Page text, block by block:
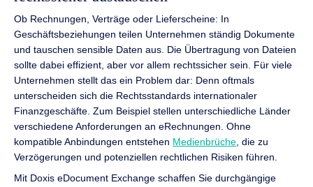
Ob Rechnungen, Verträge oder Lieferscheine: In
Geschäftsbeziehungen teilen Unternehmen ständig Dokumente
und tauschen sensible Daten aus. Die Übertragung von Dateien
sollte dabei effizient, aber vor allem rechtssicher sein. Für viele
Unternehmen stellt das ein Problem dar: Denn oftmals
unterscheiden sich die Rechtsstandards internationaler
Finanzgeschäfte. Zum Beispiel stellen unterschiedliche Länder
verschiedene Anforderungen an eRechnungen. Ohne
kompatible Anbindungen entstehen Medienbrüche , die zu
Verzögerungen und potenziellen rechtlichen Risiken führen.
Mit Doxis eDocument Exchange schaffen Sie durchgängige